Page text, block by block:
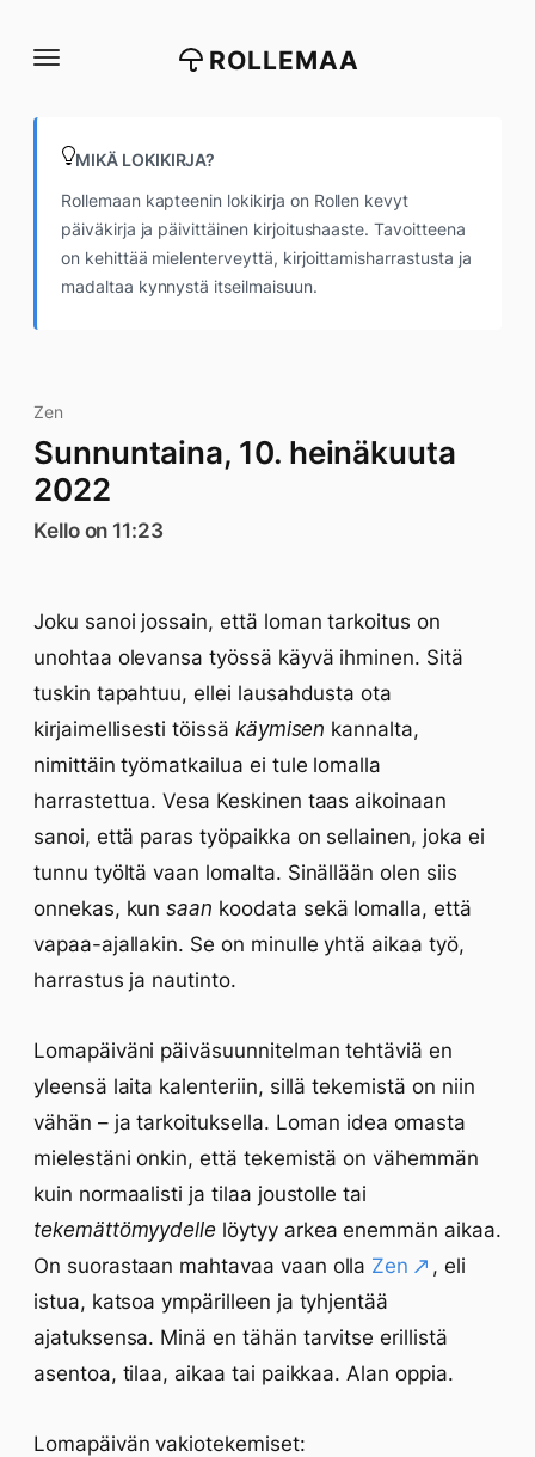
suoraan
ROLLEMAA
MIKÄ LOKIKIRJA?
Rollemaan kapteenin lokikirja on Rollen kevyt
päiväkirja ja päivittäinen kirjoitushaaste. Tavoitteena
on kehittää mielenterveyttä, kirjoittamisharrastusta ja
madaltaa kynnystä itseilmaisuun.
Zen
Sunnuntaina, 10. heinäkuuta
2022
Kello on 11:23
Joku sanoi jossain, että loman tarkoitus on
unohtaa olevansa työssä käyvä ihminen. Sitä
tuskin tapahtuu, ellei lausahdusta ota
kirjaimellisesti töissä käymisen kannalta,
nimittäin työmatkailua ei tule lomalla
harrastettua. Vesa Keskinen taas aikoinaan
sanoi, että paras työpaikka on sellainen, joka ei
tunnu työltä vaan lomalta. Sinällään olen siis
onnekas, kunsaan koodata sekä lomalla, että
vapaa-ajallakin. Se on minulle yhtä aikaa työ,
harrastus ja nautinto.
Lomapäiväni päiväsuunnitelman tehtäviä en
yleensä laita kalenteriin, sillä tekemistä on niin
vähän – ja tarkoituksella. Loman idea omasta
mielestäni onkin, että tekemistä on vähemmän
kuin normaalisti ja tilaa joustolle tai
tekemättömyydelle löytyy arkea enemmän aikaa.
On suorastaan mahtavaa vaan olla Zen
, eli
istua, katsoa ympärilleen ja tyhjentää
ajatuksensa. Minä en tähän tarvitse erillistä
asentoa, tilaa, aikaa tai paikkaa. Alan oppia.
Lomapäivän vakiotekemiset: